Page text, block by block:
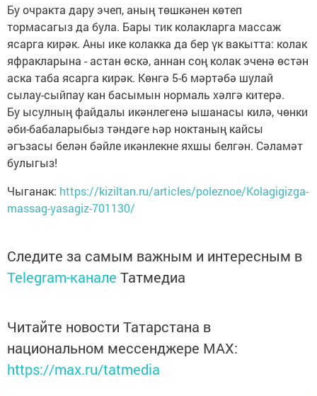
Бу очракта дару эчеп, аның төшкәнен көтеп
тормасагыз да була. Бары тик колакларга массаж
ясарга кирәк. Аны ике колакка да бер үк вакытта: колак
яфракларына - астан өскә, аннан соң колак эченә өстән
аска таба ясарга кирәк. Көнгә 5-6 мәртәбә шулай
сылау-сыйпау кан басымын нормаль хәлгә китерә.
Бу ысулның файдалы икәнлегенә ышанасы килә, чөнки
әби-бабаларыбыз тәндәге һәр ноктаның кайсы
әгъзасы белән бәйле икәнлекне яхшы белгән. Сәламәт
булыгыз!
Чыганак: https://kiziltan.ru/articles/poleznoe/Kolagigizga-
massag-yasagiz-701130/
Следите за самым важным и интересным в
Telegram-канале Татмедиа
Читайте новости Татарстана в
национальном мессенджере MАХ:
https://max.ru/tatmedia